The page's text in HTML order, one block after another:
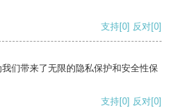
支持[0] 反对[0]
们带来了无限的隐私保护和安全性保
支持[0] 反对[0]